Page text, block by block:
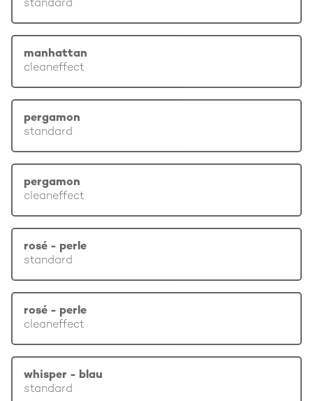
standard
manhattan
cleaneffect
pergamon
standard
pergamon
cleaneffect
rosé - perle
standard
rosé - perle
cleaneffect
whisper - blau
standard